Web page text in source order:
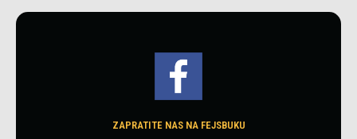
ZAPRATITE NAS NA FEJSBUKU